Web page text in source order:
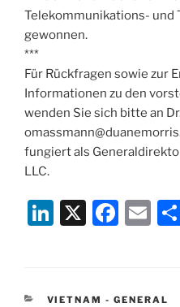
Telekommunikations-
gewonnen.
***
Für Rückfragen sowie zur
Informationen zu den
wenden Sie sich bitte an
fungiert als
LLC.
Li
e
X
F
e
E
l
CATEGORIES
VIETNAM - GENERAL